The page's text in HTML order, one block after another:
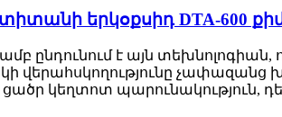
երկօքսիդ DTA-600
ընդունում է այն
վերահսկողությունը չափազանց
կեղտոտ պարունակություն,